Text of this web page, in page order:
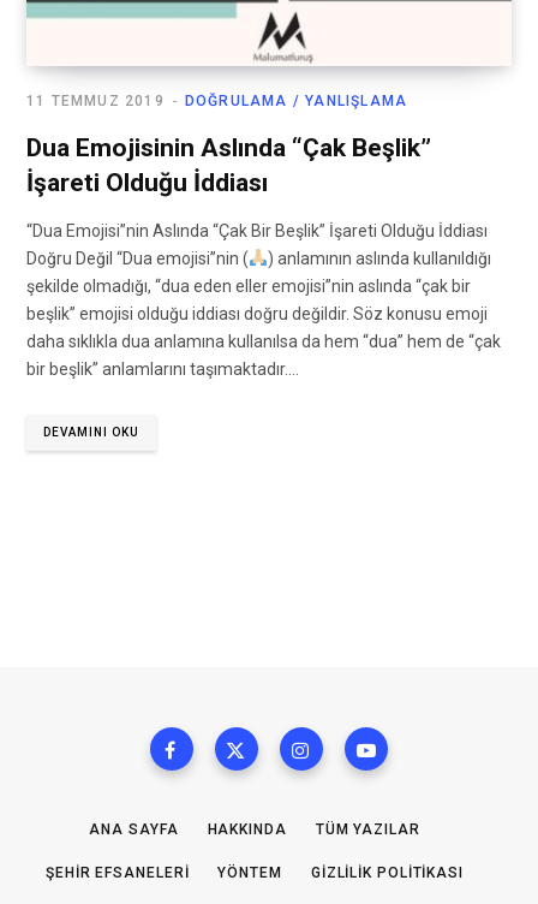
DOĞRULAMA / YANLIŞLAMA
11 TEMMUZ 2019
Dua Emojisinin Aslında “Çak Beşlik”
İşareti Olduğu İddiası
“Dua Emojisi”nin Aslında “Çak Bir Beşlik” İşareti Olduğu İddiası
Doğru Değil “Dua emojisi”nin (
) anlamının aslında kullanıldığı
şekilde olmadığı, “dua eden eller emojisi”nin aslında “çak bir
beşlik” emojisi olduğu iddiası doğru değildir. Söz konusu emoji
daha sıklıkla dua anlamına kullanılsa da hem “dua” hem de “çak
bir beşlik” anlamlarını taşımaktadır.…
DEVAMINI OKU
ANA SAYFA HAKKINDA TÜM YAZILAR
ŞEHIR EFSANELERI YÖNTEM GIZLILIK POLITIKASI